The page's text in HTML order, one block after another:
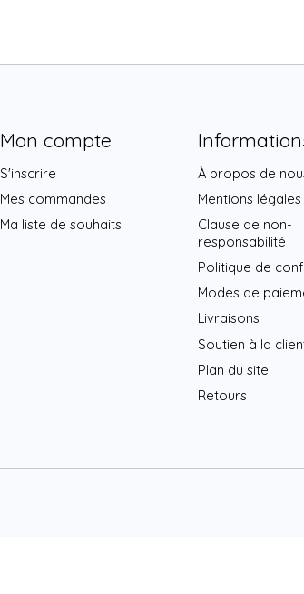
Mon compte
S'inscrire
Mes commandes
Ma liste de souhaits
À propos de
Mentions
Clause de non-
responsabilité
Politique de
Modes de
Livraisons
Soutien à la
Plan du site
Retours